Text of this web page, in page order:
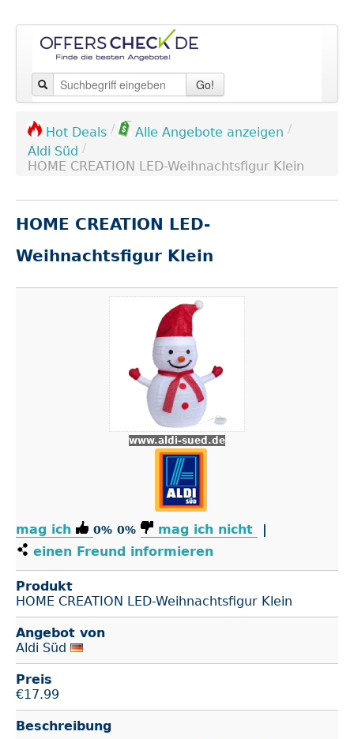
Go!
Hot Deals / Alle Angebote anzeigen /
Aldi Süd /
HOME CREATION LED-Weihnachtsfigur Klein
HOME CREATION LED-
Weihnachtsfigur Klein
www.aldi-sued.de
mag ich 0% 0% mag ich nicht
|
einen Freund informieren
Produkt
HOME CREATION LED-Weihnachtsfigur Klein
Angebot von
Aldi Süd
Preis
€17.99
Beschreibung